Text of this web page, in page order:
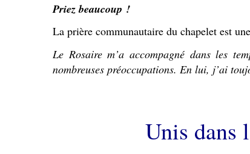
Priez beaucoup !
La prière communautaire du chapelet est
Le Rosaire m’a accompagné dans les
nombreuses préoccupations. En lui, j’ai
Unis dans